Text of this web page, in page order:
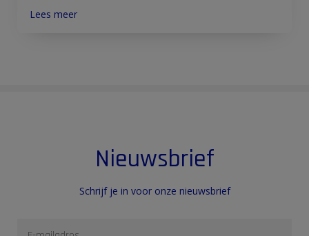
Lees meer
Nieuwsbrief
Schrijf je in voor onze nieuwsbrief